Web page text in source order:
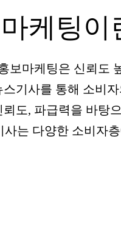
케팅이
보마케팅은 신뢰도
기사를 통해 소비
도, 파급력을 바탕
사는 다양한 소비자